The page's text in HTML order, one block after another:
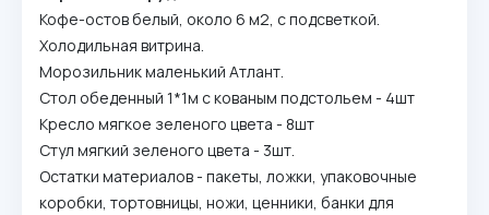
Кофе-остов белый, около 6 м2, с подсветкой.
Холодильная витрина.
Морозильник маленький Атлант.
Стол обеденный 1*1м с кованым подстольем - 4шт
Кресло мягкое зеленого цвета - 8шт
Стул мягкий зеленого цвета - 3шт.
Остатки материалов - пакеты, ложки, упаковочные
коробки, тортовницы, ножи, ценники, банки для